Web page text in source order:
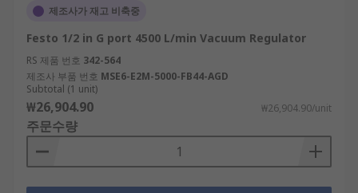
제조사가 재고 비축중
Festo 1/2 in G port 4500 L/min Vacuum Regulator
RS 제품 번호 342-564
제조사 부품 번호 MSE6-E2M-5000-FB44-AGD
Subtotal (1 unit)
₩26,904.90 ₩26,904.90/unit
주문수량